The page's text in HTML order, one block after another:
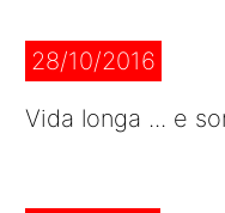
28/10/2016
Vida longa ... e